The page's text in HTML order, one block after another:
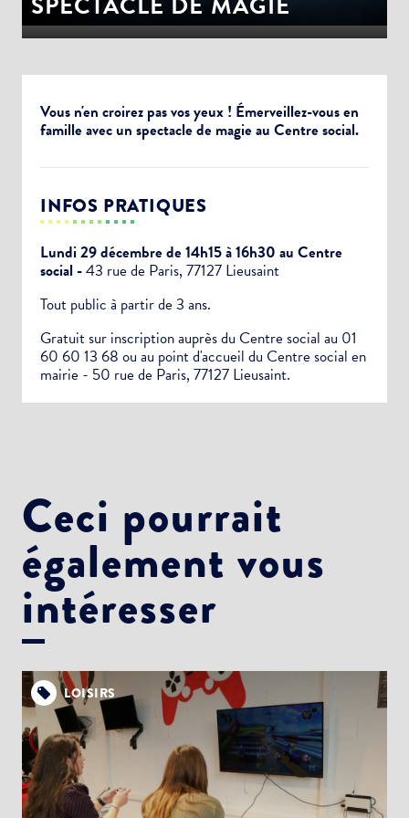
Vous n'en croirez pas vos yeux ! Émerveillez-vous en
famille avec un spectacle de magie au Centre social.
INFOS PRATIQUES
Lundi 29 décembre de 14h15 à 16h30 au Centre
social -43 rue de Paris, 77127 Lieusaint
Tout public à partir de 3 ans.
Gratuit sur inscription auprès du Centre social au 01
60 60 13 68 ou au point d'accueil du Centre social en
mairie - 50 rue de Paris, 77127 Lieusaint.
Ceci pourrait
également vous
intéresser
LOISIRS